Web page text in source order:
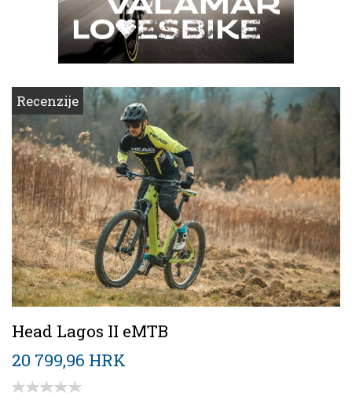
Recenzije
Head Lagos II eMTB
20 799,96 HRK